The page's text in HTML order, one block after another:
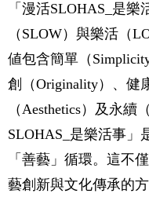
「漫活SLOHAS_是
（SLOW）與樂活（
値包含簡單（
創（Originality）、健
（Aesthetics）及永續
SLOHAS_是樂活事」
「善藝」循環。這不
藝創新與文化傳承的